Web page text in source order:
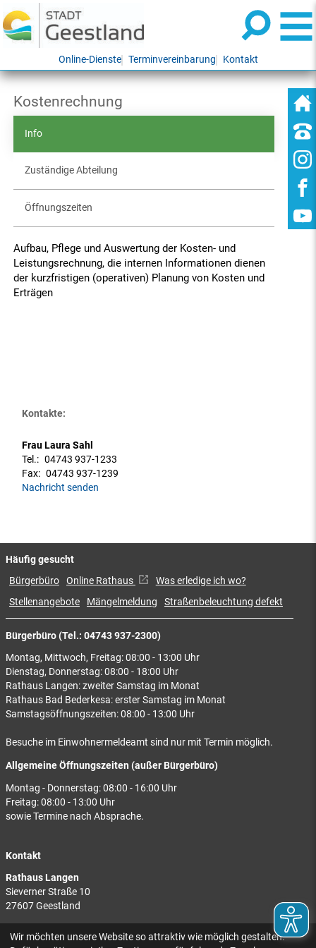
Online-Dienste Terminvereinbarung Kontakt
Kostenrechnung
Info
Zuständige Abteilung
Öffnungszeiten
Aufbau, Pflege und Auswertung der Kosten- und
Leistungsrechnung, die internen Informationen dienen
der kurzfristigen (operativen) Planung von Kosten und
Erträgen
Kontakte:
Frau Laura Sahl
Tel.: 04743 937-1233
Fax: 04743 937-1239
Nachricht senden
Bürgerbüro (Tel.: 04743 937-2300)
Montag, Mittwoch, Freitag: 08:00 - 13:00 Uhr
Dienstag, Donnerstag: 08:00 - 18:00 Uhr
Rathaus Langen: zweiter Samstag im Monat
Rathaus Bad Bederkesa: erster Samstag im Monat
Samstagsöffnungszeiten: 08:00 - 13:00 Uhr
Besuche im Einwohnermeldeamt sind nur mit Termin möglich.
Allgemeine Öffnungszeiten (außer Bürgerbüro)
Montag - Donnerstag: 08:00 - 16:00 Uhr
Freitag: 08:00 - 13:00 Uhr
sowie Termine nach Absprache.
Kontakt
Rathaus Langen
Sieverner Straße 10
27607 Geestland
Rathaus Bad Bederkesa
Häufig gesucht
Bürgerbüro Online Rathaus
Was erledige ich wo?
Stellenangebote
Mängelmeldung Straßenbeleuchtung defekt
Wir möchten unsere Website so attraktiv wie möglich gestalten.